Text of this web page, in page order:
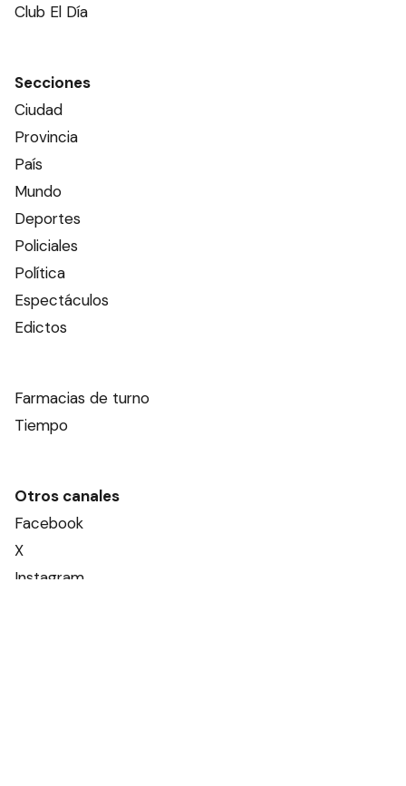
Club El Día
Secciones
Ciudad
Provincia
País
Mundo
Deportes
Policiales
Política
Espectáculos
Edictos
Farmacias de turno
Tiempo
Otros canales
Facebook
X
Instagram